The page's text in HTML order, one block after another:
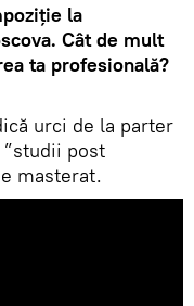
la
Cât de mult
ta profesională?
urci de la parter
post
masterat.